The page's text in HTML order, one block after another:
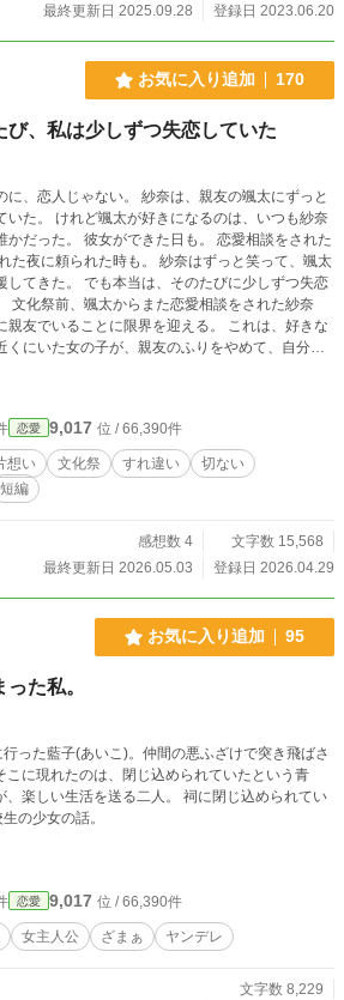
最終更新日 2025.09.28 登録日 2023.06.20
お気に入り追加 170
び、私は少しずつ失恋していた
ゃない。 紗奈は、親友の颯太にずっと
いた。 けれど颯太が好きになるのは、いつも紗奈
きた日も。 恋愛相談をされた
られた時も。 紗奈はずっと笑って、颯太
当は、そのたびに少しずつ失恋
でいることに限界を迎える。 これは、好きな
くにいた女の子が、親友のふりをやめて、自分の
までの物語。
恋愛 9,017 位 / 66,390件
想い 文化祭 すれ違い
切ない
短編
感想数 4
文字数 15,568
最終更新日 2026.05.03
登録日 2026.04.29
お気に入り追加 95
た私。
った藍子(あいこ)。仲間の悪ふざけで突き飛ばさ
こに現れたのは、閉じ込められていたという青
、楽しい生活を送る二人。 祠に閉じ込められてい
の少女の話。
恋愛 9,017 位 / 66,390件
女主人公 ざまぁ ヤンデレ
文字数 8,229